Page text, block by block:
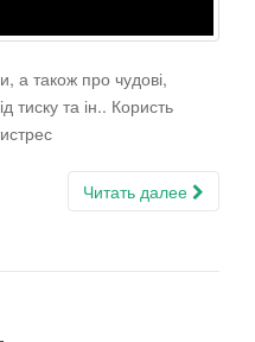
а також про чудові,
тиску та ін.. Користь
Читать далее